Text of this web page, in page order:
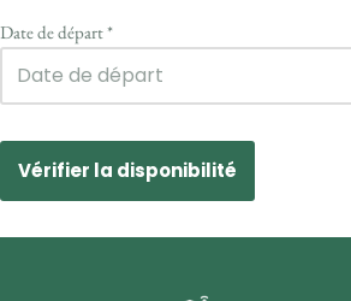
Date de départ*